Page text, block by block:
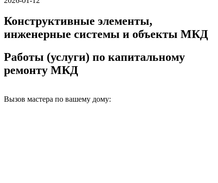
Конструктивные элементы,
инженерные системы и объекты МКД
Работы (услуги) по капитальному
ремонту МКД
Вызов мастера по вашему дому: